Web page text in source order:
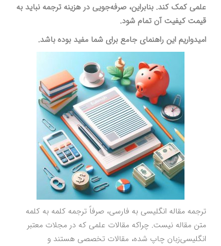
علمی کمک کند. بنابراین، صرفه‌جویی در هزینه ترجمه نباید به
قیمت کیفیت آن تمام شود.
امیدواریم این راهنمای جامع برای شما مفید بوده باشد.
ترجمه مقاله انگلیسی به فارسی، صرفاً ترجمه کلمه به کلمه
متن مقاله نیست. چراکه مقالات علمی که در مجلات معتبر
انگلیسی‌زبان چاپ شده، مقالات تخصصی هستند و